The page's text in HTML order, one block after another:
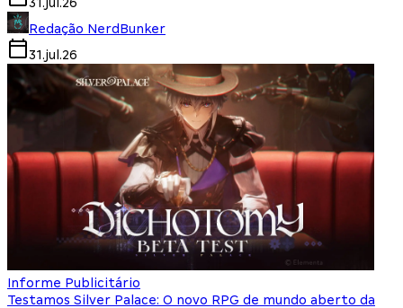
Redação NerdBunker
31.jul.26
Informe Publicitário
Testamos Silver Palace: O novo RPG de mundo aberto da